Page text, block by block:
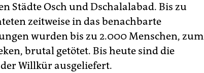
Städte Osch und Dschalalabad. Bis zu
zeitweise in das benachbarte
wurden bis zu 2.000 Menschen, zum
brutal getötet. Bis heute sind die
Willkür ausgeliefert.